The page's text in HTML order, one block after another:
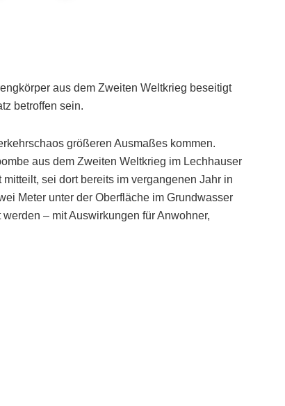
aus dem Zweiten Weltkrieg beseitigt
betroffen sein.
größeren Ausmaßes kommen.
aus dem Zweiten Weltkrieg im Lechhauser
sei dort bereits im vergangenen Jahr in
Meter unter der Oberfläche im Grundwasser
– mit Auswirkungen für Anwohner,